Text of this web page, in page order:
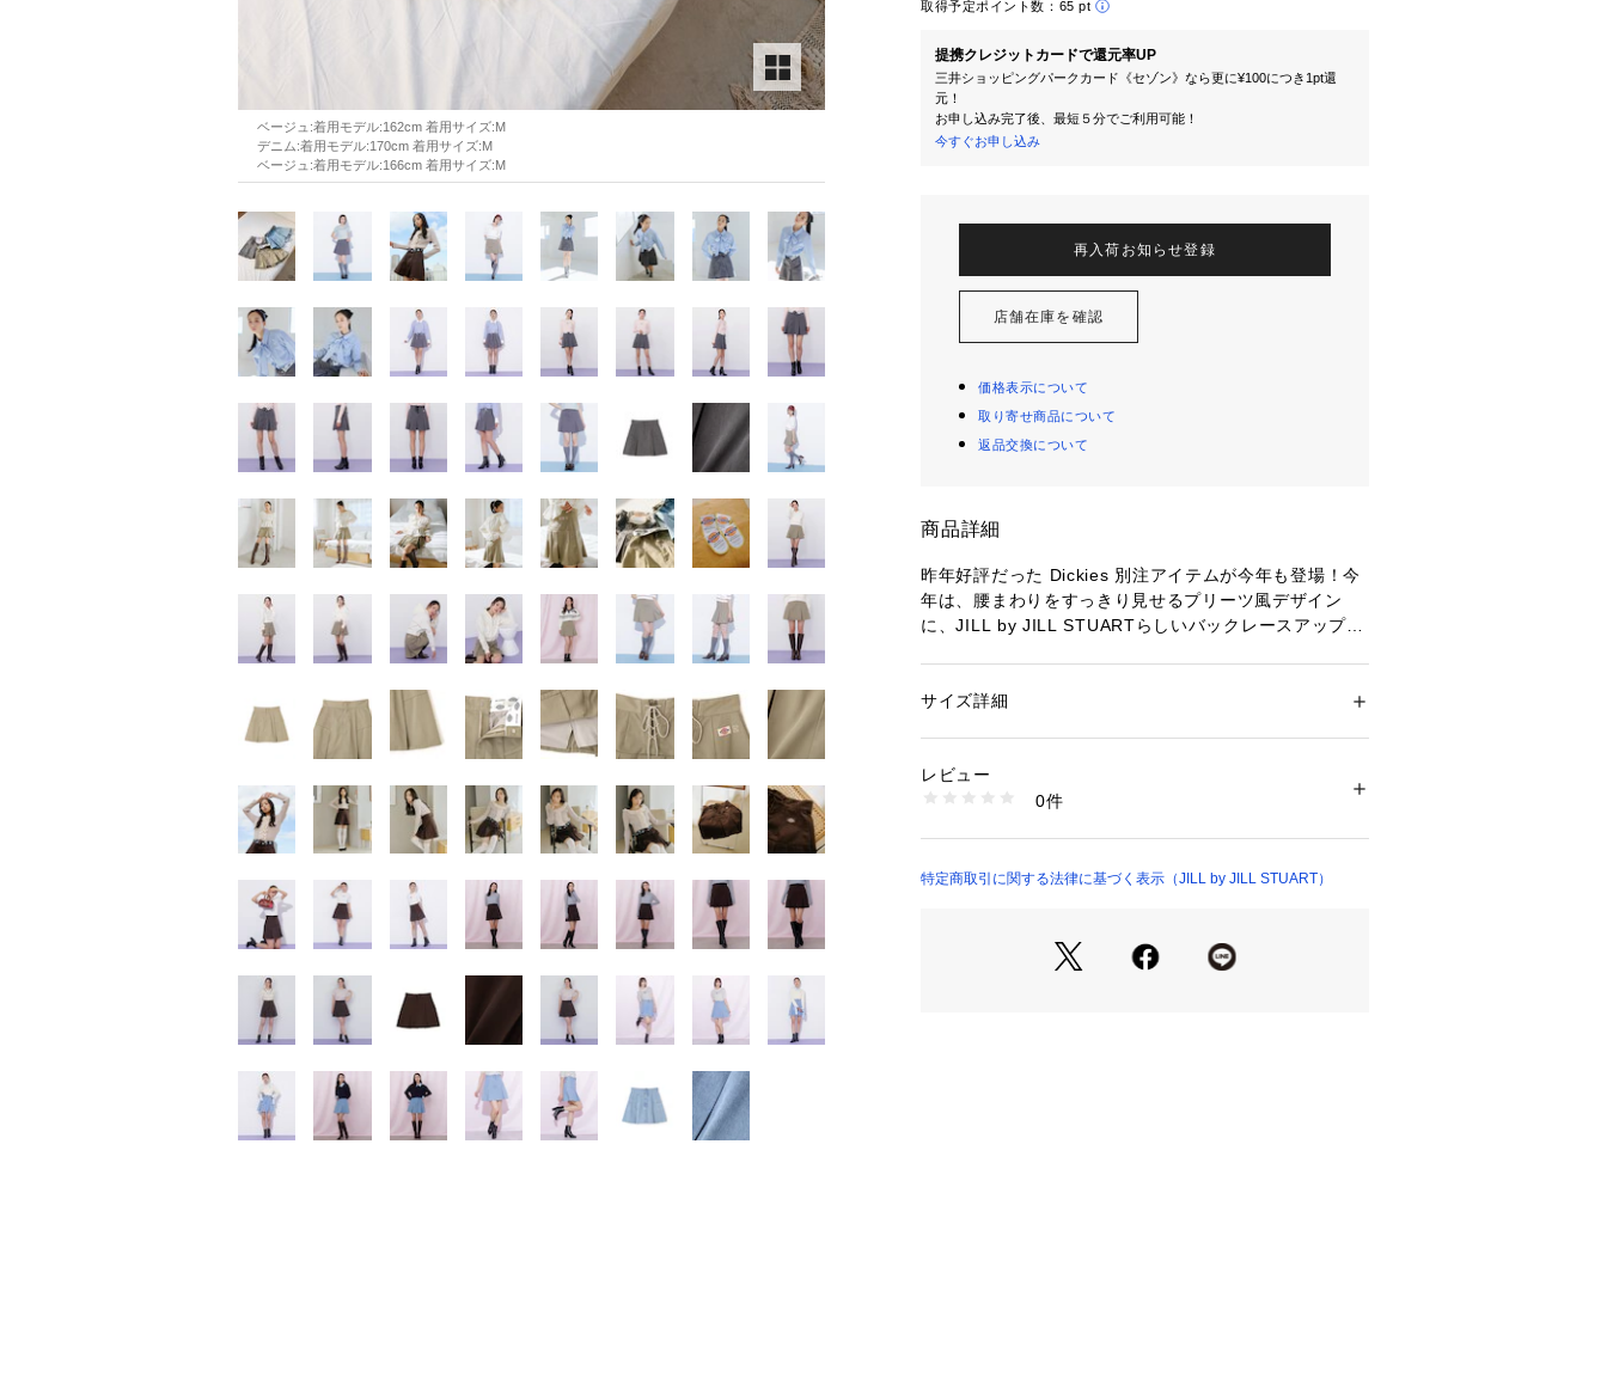
ベージュ:着用モデル:162cm 着用サイズ:M
デニム:着用モデル:170cm 着用サイズ:M
ベージュ:着用モデル:166cm 着用サイズ:M
取得予定ポイント数： 65 pt
提携クレジットカードで還元率UP
三井ショッピングパークカード《セゾン》なら更に¥100につき1pt還
元！
お申し込み完了後、最短５分でご利用可能！
今すぐお申し込み
再入荷お知らせ登録
店舗在庫を確認
価格表示について
取り寄せ商品について
返品交換について
商品詳細
昨年好評だった Dickies 別注アイテムが今年も登場！今
年は、腰まわりをすっきり見せるプリーツ風デザイン
に、JILL by JILL STUARTらしいバックレースアップを
す。インナーパンツ付きなのでミニ丈も安心できる穿き
の関係により、色味が違って見える場合がございます。
またパソコン・スマートフォンなどの環境により、若干
商品の色味は、商品単品画像をご参照下さい。
性別：レディース
テル 80% コットン 20%
デニム:（表生地）コットン 100%（裏生地）ポリエステル 100%
生産国：中国製
※詳しい洗濯方法については、商品の品質表示タグをご覧くださ
サイズ詳細
レビュー
0件
特定商取引に関する法律に基づく表示（JILL by JILL STUART）